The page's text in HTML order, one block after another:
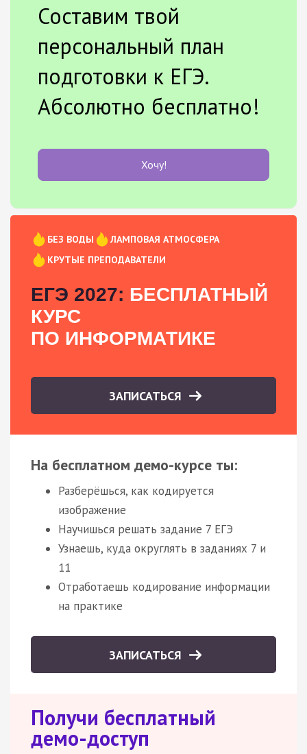
Составим твой
персональный план
подготовки к ЕГЭ.
Абсолютно бесплатно!
Хочу!
БЕЗ ВОДЫ
ЛАМПОВАЯ АТМОСФЕРА
КРУТЫЕ ПРЕПОДАВАТЕЛИ
ЕГЭ 2027: БЕСПЛАТНЫЙ
КУРС
ПО ИНФОРМАТИКЕ
ЗАПИСАТЬСЯ
На бесплатном демо-курсе ты:
Разберёшься, как кодируется
изображение
Научишься решать задание 7 ЕГЭ
Узнаешь, куда округлять в заданиях 7 и
11
Отработаешь кодирование информации
на практике
ЗАПИСАТЬСЯ
Получи бесплатный
демо-доступ